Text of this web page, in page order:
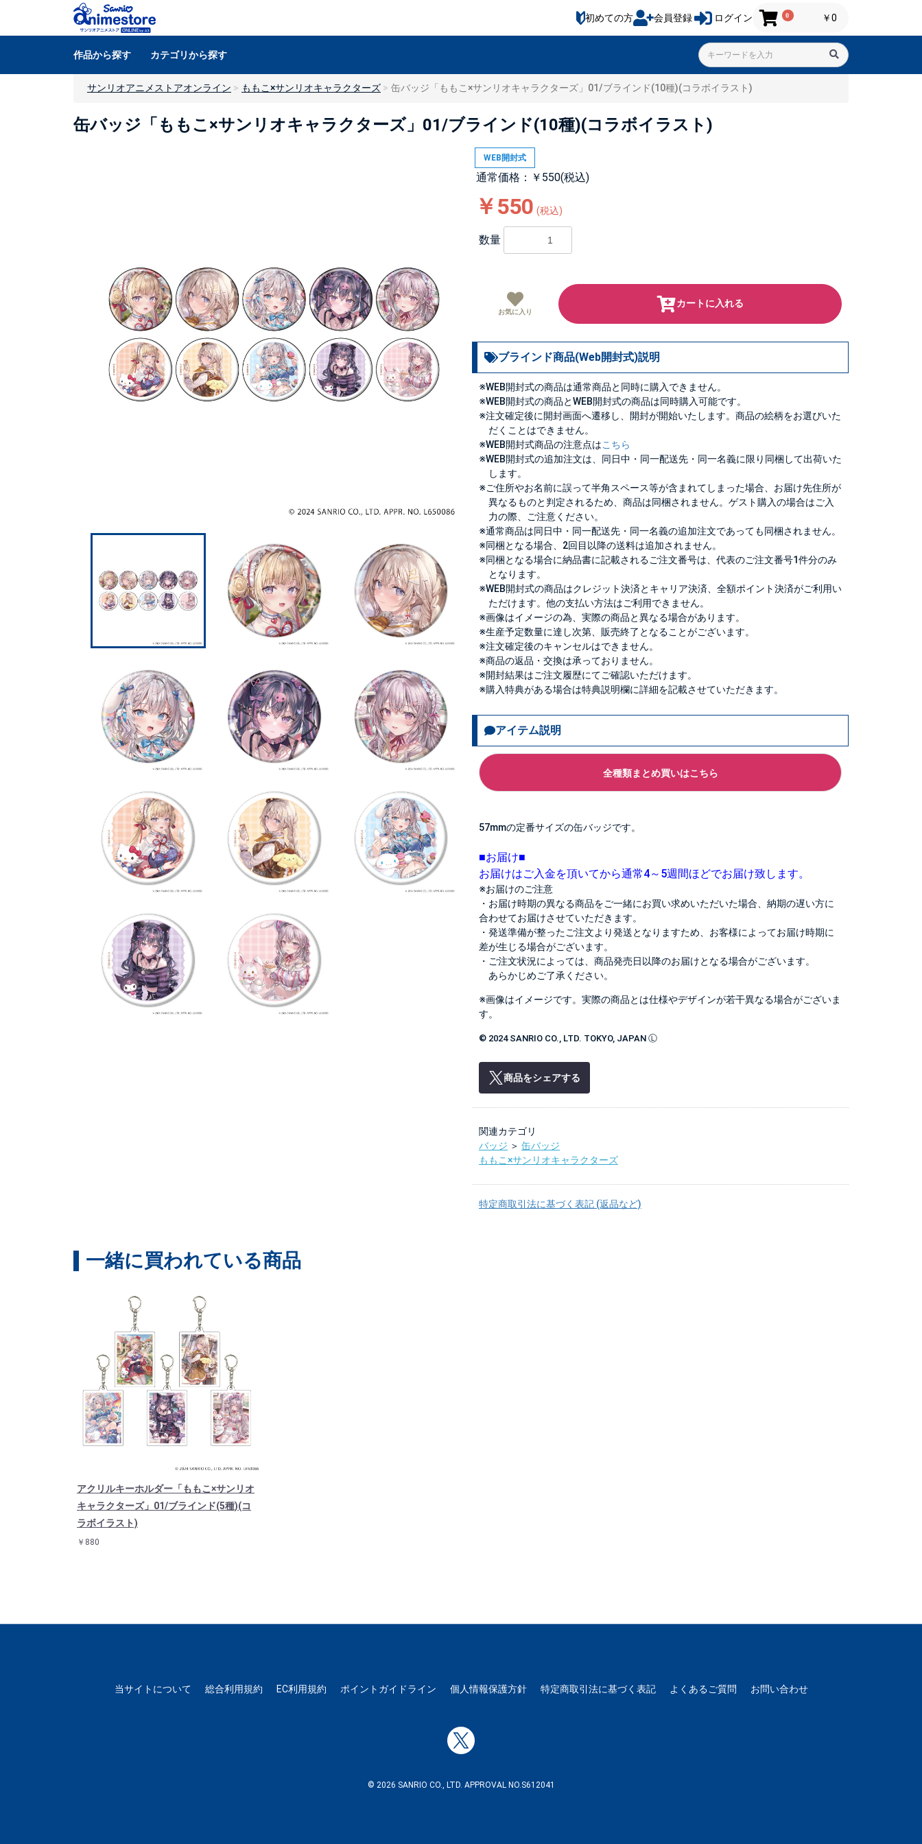
初めての方 会員登録 ログイン 0 ￥0
作品から探す カテゴリから探す
サンリオアニメストアオンライン ももこ×サンリオキャラクターズ 缶バッジ「ももこ×サンリオキャラクターズ」01/ブラインド(10種)(コラボイラスト)
缶バッジ「ももこ×サンリオキャラクターズ」01/ブラインド(10種)(コラボイラスト)
WEB開封式
通常価格：￥550(税込)
￥550 (税込)
お気に入り
カートに入れる
数量
ブラインド商品(Web開封式)説明
※WEB開封式の商品は通常商品と同時に購入できません。
※WEB開封式の商品とWEB開封式の商品は同時購入可能です。
※注文確定後に開封画面へ遷移し、開封が開始いたします。商品の絵柄をお選びいた
だくことはできません。
※WEB開封式商品の注意点はこちら
※WEB開封式の追加注文は、同日中・同一配送先・同一名義に限り同梱して出荷いた
します。
※ご住所やお名前に誤って半角スペース等が含まれてしまった場合、お届け先住所が
異なるものと判定されるため、商品は同梱されません。ゲスト購入の場合はご入
力の際、ご注意ください。
※通常商品は同日中・同一配送先・同一名義の追加注文であっても同梱されません。
※同梱となる場合、2回目以降の送料は追加されません。
※同梱となる場合に納品書に記載されるご注文番号は、代表のご注文番号1件分のみ
となります。
※WEB開封式の商品はクレジット決済とキャリア決済、全額ポイント決済がご利用い
ただけます。他の支払い方法はご利用できません。
※画像はイメージの為、実際の商品と異なる場合があります。
※生産予定数量に達し次第、販売終了となることがございます。
※注文確定後のキャンセルはできません。
※商品の返品・交換は承っておりません。
※開封結果はご注文履歴にてご確認いただけます。
※購入特典がある場合は特典説明欄に詳細を記載させていただきます。
アイテム説明
全種類まとめ買いはこちら
57mmの定番サイズの缶バッジです。
■お届け■
お届けはご入金を頂いてから通常4～5週間ほどでお届け致します。
※お届けのご注意
・お届け時期の異なる商品をご一緒にお買い求めいただいた場合、納期の遅い方に
合わせてお届けさせていただきます。
・発送準備が整ったご注文より発送となりますため、お客様によってお届け時期に
差が生じる場合がございます。
・ご注文状況によっては、商品発売日以降のお届けとなる場合がございます。
あらかじめご了承ください。
※画像はイメージです。実際の商品とは仕様やデザインが若干異なる場合がございま
す。
© 2024 SANRIO CO., LTD. TOKYO, JAPAN Ⓛ
商品をシェアする
関連カテゴリ
バッジ ＞ 缶バッジ
ももこ×サンリオキャラクターズ
特定商取引法に基づく表記 (返品など)
一緒に買われている商品
アクリルキーホルダー「ももこ×サンリオ
キャラクターズ」01/ブラインド(5種)(コ
ラボイラスト)
￥880
当サイトについて 総合利用規約 EC利用規約 ポイントガイドライン 個人情報保護方針 特定商取引法に基づく表記 よくあるご質問 お問い合わせ
© 2026 SANRIO CO., LTD. APPROVAL NO.S612041